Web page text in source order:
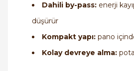
Dahili by-pass: enerji
düşürür
Kompakt yapı: pano
Kolay devreye alma: